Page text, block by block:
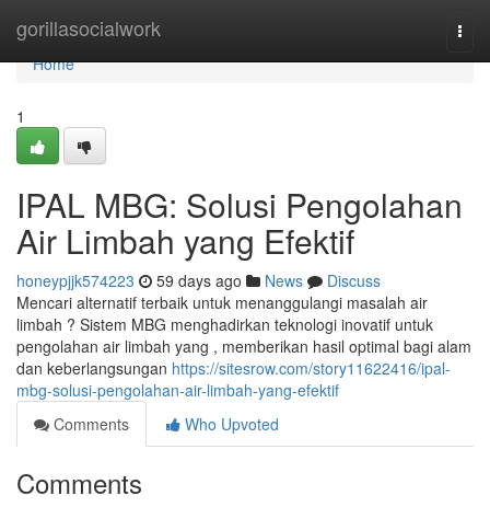
gorillasocialwork
Home
Home
1
IPAL MBG: Solusi Pengolahan
Air Limbah yang Efektif
honeypjjk574223 59 days ago News
Discuss
Mencari alternatif terbaik untuk menanggulangi masalah air
limbah ? Sistem MBG menghadirkan teknologi inovatif untuk
pengolahan air limbah yang , memberikan hasil optimal bagi alam
dan keberlangsungan https://sitesrow.com/story11622416/ipal-
mbg-solusi-pengolahan-air-limbah-yang-efektif
Comments
Who Upvoted
Comments